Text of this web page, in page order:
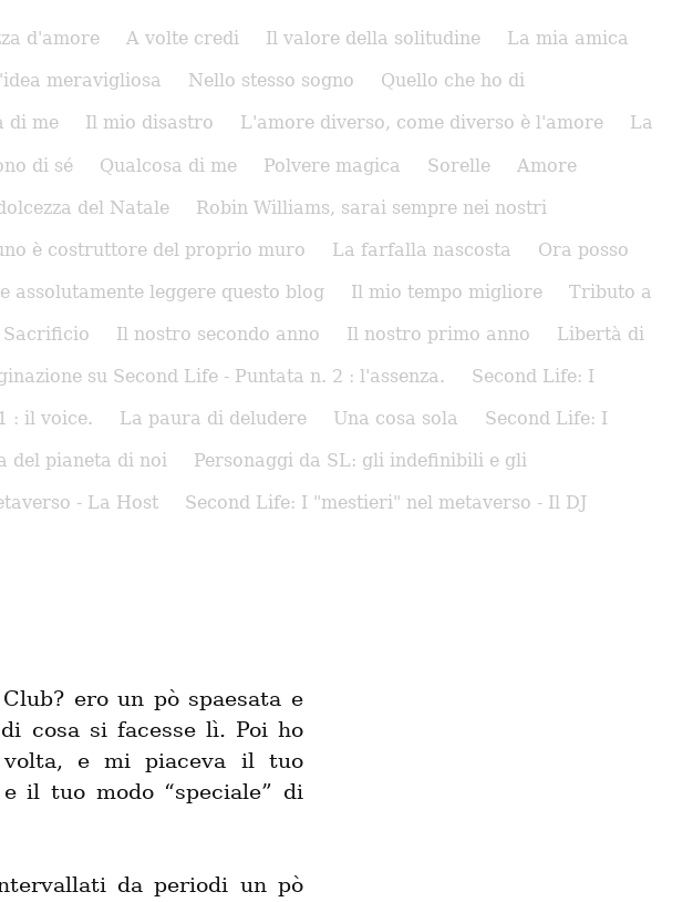
d'amore A volte credi Il valore della solitudine
La mia amica
meravigliosa Nello stesso sogno
Quello che ho di
di me Il mio disastro L'amore diverso, come diverso è l'amore La
di sé Qualcosa di me Polvere magica Sorelle
Amore
del Natale
Robin Williams, sarai sempre nei nostri
è costruttore del proprio muro La farfalla nascosta
Ora posso
assolutamente leggere questo blog Il mio tempo migliore
Tributo a
Il nostro secondo anno Il nostro primo anno
Libertà di
su Second Life - Puntata n. 2 : l'assenza.
Second Life: I
: il voice. La paura di deludere Una cosa sola
Second Life: I
del pianeta di noi
Personaggi da SL: gli indefinibili e gli
- La Host Second Life: I "mestieri" nel metaverso - Il DJ
ero un pò spaesata e
cosa si facesse lì. Poi ho
e mi piaceva il tuo
il tuo modo “speciale” di
da periodi un pò